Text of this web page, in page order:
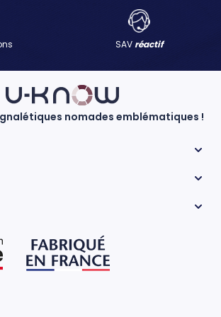
SAVréactif
nomades emblématiques !